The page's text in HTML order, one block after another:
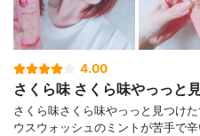
4.00
さくら味 さくら味やっっと
さくら味さくら味やっっと見つけ
ウスウォッシュのミントが苦手で